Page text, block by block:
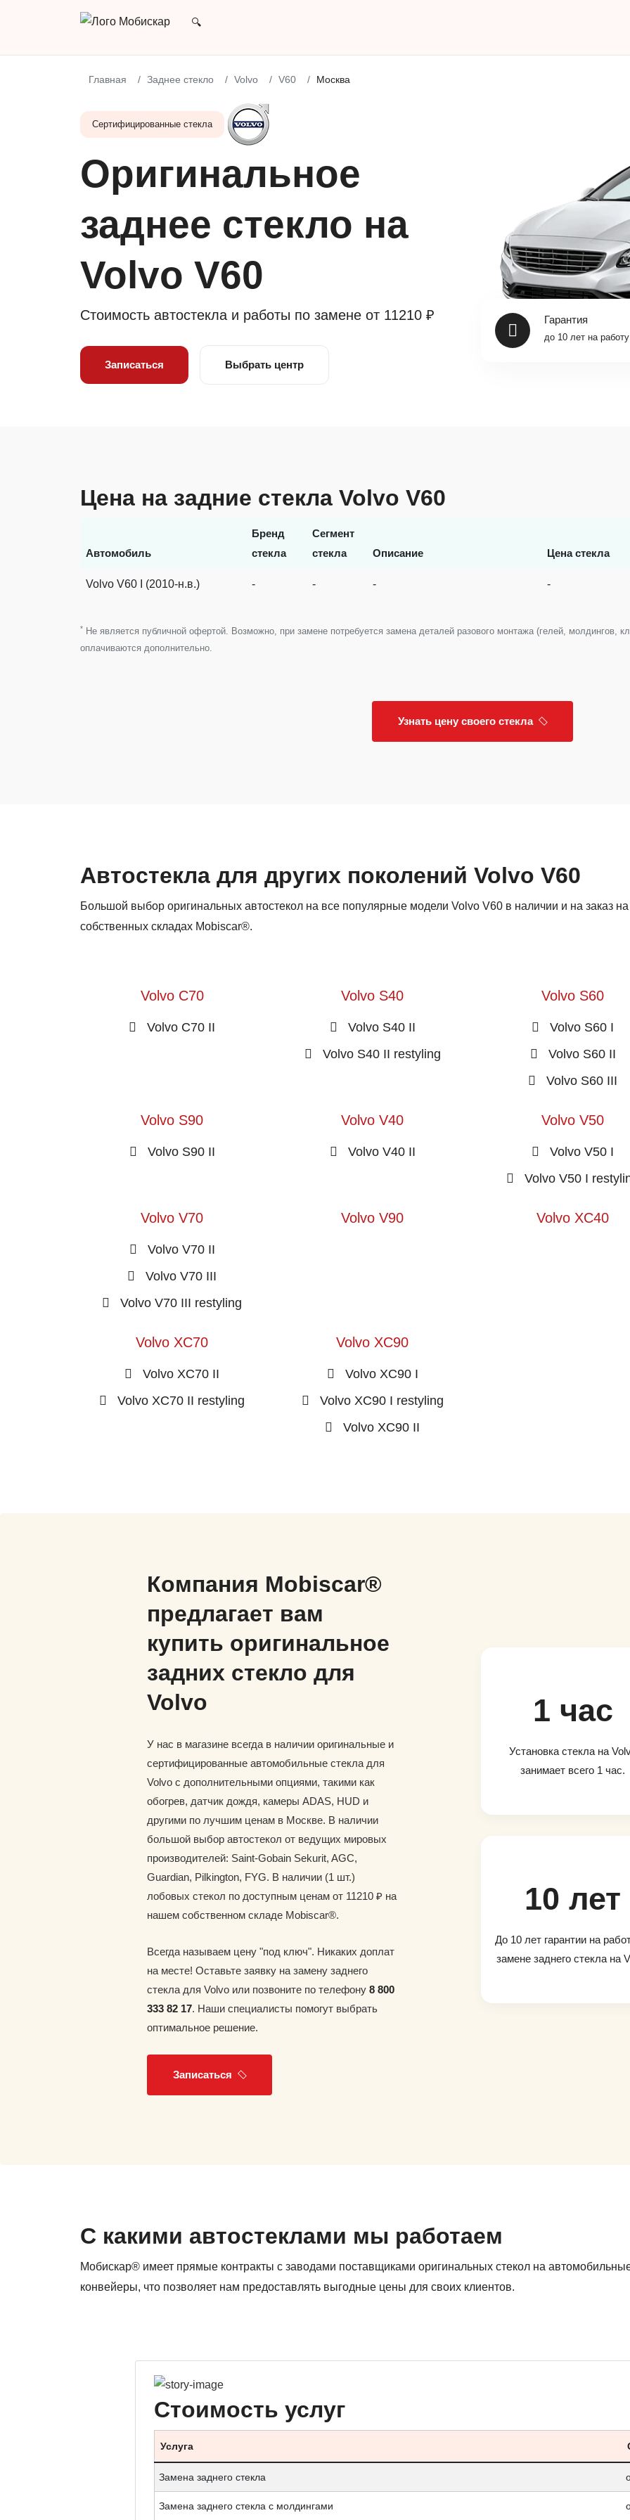
Главная Заднее стекло Volvo V60 Москва
Сертифицированные стекла
Оригинальное
заднее стекло на
Volvo V60
Стоимость автостекла и работы по замене от 11210 ₽
Записаться Выбрать центр
Гарантия
до 10 лет на работу
Цена на задние стекла Volvo V60
Автомобиль
Бренд
стекла
Сегмент
стекла
Описание Цена стекла
Volvo V60 I (2010-н.в.) - - - -
* Не является публичной офертой. Возможно, при замене потребуется замена деталей разового монтажа (гелей, молдингов,
оплачиваются дополнительно.
Узнать цену своего стекла
Автостекла для других поколений Volvo V60
Большой выбор оригинальных автостекол на все популярные модели Volvo V60 в наличии и на заказ на
собственных складах Mobiscar®.
Volvo C70
Volvo C70 II
Volvo S40
Volvo S40 II
Volvo S40 II restyling
Volvo S60
Volvo S60 I
Volvo S60 II
Volvo S60 III
Volvo S90
Volvo S90 II
Volvo V40
Volvo V40 II
Volvo V50
Volvo V50 I
Volvo V50 I
Volvo V70
Volvo V70 II
Volvo V70 III
Volvo V70 III restyling
Volvo V90 Volvo XC40
Volvo XC70
Volvo XC70 II
Volvo XC70 II restyling
Volvo XC90
Volvo XC90 I
Volvo XC90 I restyling
Volvo XC90 II
Компания Mobiscar®
предлагает вам
купить оригинальное
задних стекло для
Volvo
У нас в магазине всегда в наличии оригинальные и
сертифицированные автомобильные стекла для
Volvo с дополнительными опциями, такими как
обогрев, датчик дождя, камеры ADAS, HUD и
другими по лучшим ценам в Москве. В наличии
большой выбор автостекол от ведущих мировых
производителей: Saint-Gobain Sekurit, AGC,
Guardian, Pilkington, FYG. В наличии (1 шт.)
лобовых стекол по доступным ценам от 11210 ₽ на
нашем собственном складе Mobiscar®.
Всегда называем цену "под ключ". Никаких доплат
на месте! Оставьте заявку на замену заднего
стекла для Volvo или позвоните по телефону 8 800
333 82 17. Наши специалисты помогут выбрать
оптимальное решение.
Записаться
1 час
Установка стекла на
занимает всего 1 час.
10 лет
До 10 лет гарантии на
замене заднего стекла на
С какими автостеклами мы работаем
Мобискар® имеет прямые контракты с заводами поставщиками оригинальных стекол на
конвейеры, что позволяет нам предоставлять выгодные цены для своих клиентов.
Стоимость услуг
Услуга
Замена заднего стекла
Замена заднего стекла с молдингами